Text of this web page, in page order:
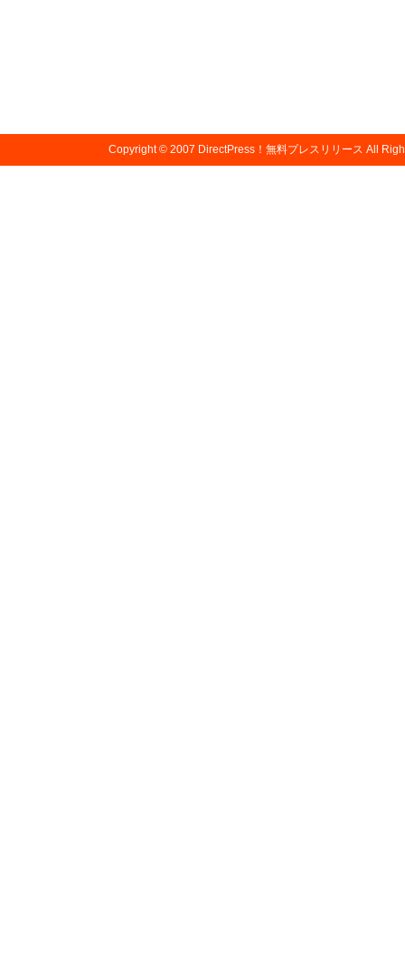
Copyright © 2007 DirectPress！無料プレスリリース All